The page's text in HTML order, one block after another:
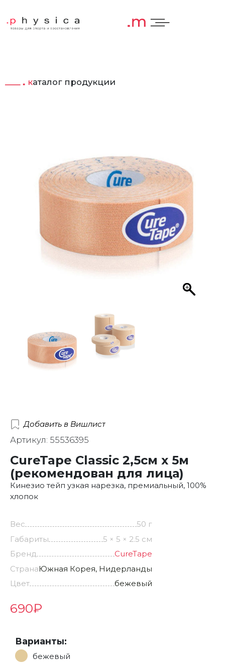
каталог продукции
Добавить в Вишлист
Артикул: 55536395
CureTape Classic 2,5см x 5м
(рекомендован для лица)
Кинезио тейп узкая нарезка, премиальный, 100%
хлопок
Вес
50 г
Габариты
5 × 5 × 2.5 см
Бренд
CureTape
СтранаЮжная Корея, Нидерланды
Цвет
бежевый
690₽
Варианты:
бежевый